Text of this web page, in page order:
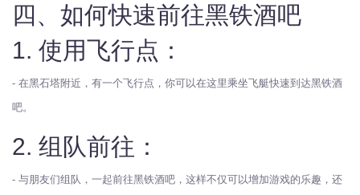
四、如何快速前往黑铁酒吧
1. 使用飞行点：
- 在黑石塔附近，有一个飞行点，你可以在这里乘坐飞艇快速到达黑铁酒
吧。
2. 组队前往：
- 与朋友们组队，一起前往黑铁酒吧，这样不仅可以增加游戏的乐趣，还